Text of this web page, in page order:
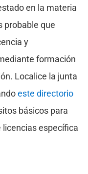
en la materia
probable que
y
formación
Localice la junta
este directorio
básicos para
específica